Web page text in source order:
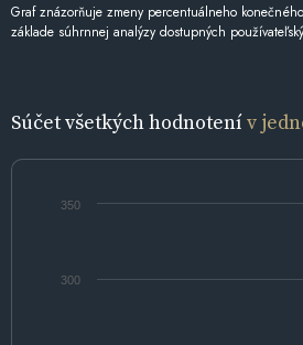
Graf znázorňuje zmeny percentuálneho
základe súhrnnej analýzy dostupných
Súčet všetkých hodnotenív
300
350